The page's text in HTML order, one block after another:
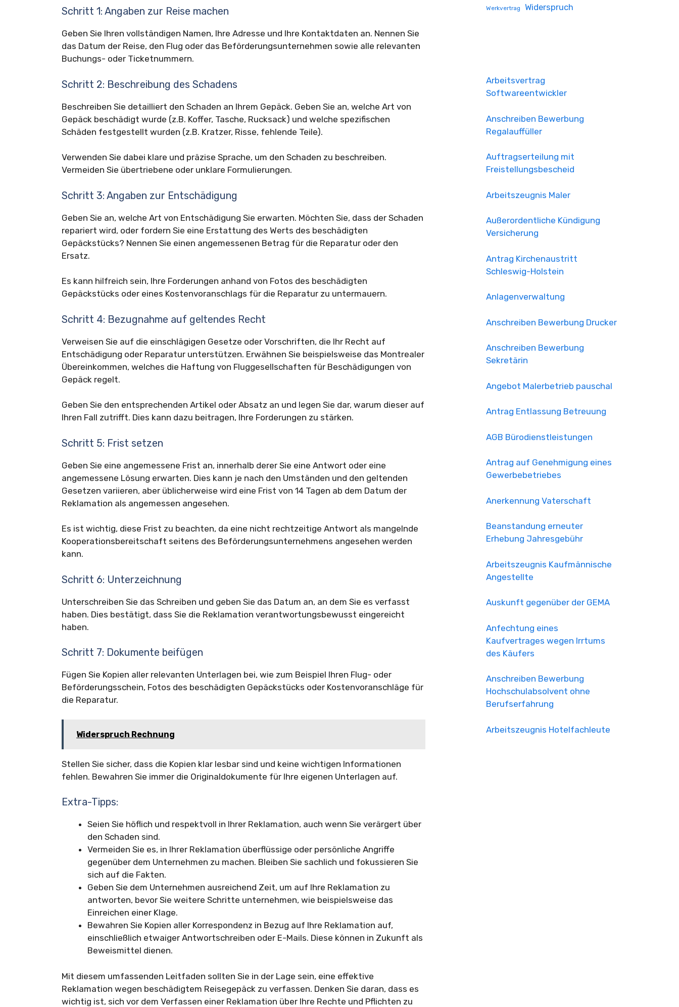
Schritt 1: Angaben zur Reise machen
Geben Sie Ihren vollständigen Namen, Ihre Adresse und Ihre Kontaktdaten an. Nennen Sie
das Datum der Reise, den Flug oder das Beförderungsunternehmen sowie alle relevanten
Buchungs- oder Ticketnummern.
Schritt 2: Beschreibung des Schadens
Beschreiben Sie detailliert den Schaden an Ihrem Gepäck. Geben Sie an, welche Art von
Gepäck beschädigt wurde (z.B. Koffer, Tasche, Rucksack) und welche spezifischen
Schäden festgestellt wurden (z.B. Kratzer, Risse, fehlende Teile).
Verwenden Sie dabei klare und präzise Sprache, um den Schaden zu beschreiben.
Vermeiden Sie übertriebene oder unklare Formulierungen.
Schritt 3: Angaben zur Entschädigung
Geben Sie an, welche Art von Entschädigung Sie erwarten. Möchten Sie, dass der Schaden
repariert wird, oder fordern Sie eine Erstattung des Werts des beschädigten
Gepäckstücks? Nennen Sie einen angemessenen Betrag für die Reparatur oder den
Ersatz.
Es kann hilfreich sein, Ihre Forderungen anhand von Fotos des beschädigten
Gepäckstücks oder eines Kostenvoranschlags für die Reparatur zu untermauern.
Schritt 4: Bezugnahme auf geltendes Recht
Verweisen Sie auf die einschlägigen Gesetze oder Vorschriften, die Ihr Recht auf
Entschädigung oder Reparatur unterstützen. Erwähnen Sie beispielsweise das Montrealer
Übereinkommen, welches die Haftung von Fluggesellschaften für Beschädigungen von
Gepäck regelt.
Geben Sie den entsprechenden Artikel oder Absatz an und legen Sie dar, warum dieser auf
Ihren Fall zutrifft. Dies kann dazu beitragen, Ihre Forderungen zu stärken.
Schritt 5: Frist setzen
Geben Sie eine angemessene Frist an, innerhalb derer Sie eine Antwort oder eine
angemessene Lösung erwarten. Dies kann je nach den Umständen und den geltenden
Gesetzen variieren, aber üblicherweise wird eine Frist von 14 Tagen ab dem Datum der
Reklamation als angemessen angesehen.
Es ist wichtig, diese Frist zu beachten, da eine nicht rechtzeitige Antwort als mangelnde
Kooperationsbereitschaft seitens des Beförderungsunternehmens angesehen werden
kann.
Schritt 6: Unterzeichnung
Unterschreiben Sie das Schreiben und geben Sie das Datum an, an dem Sie es verfasst
haben. Dies bestätigt, dass Sie die Reklamation verantwortungsbewusst eingereicht
haben.
Schritt 7: Dokumente beifügen
Fügen Sie Kopien aller relevanten Unterlagen bei, wie zum Beispiel Ihren Flug- oder
Beförderungsschein, Fotos des beschädigten Gepäckstücks oder Kostenvoranschläge für
die Reparatur.
Widerspruch Rechnung
Stellen Sie sicher, dass die Kopien klar lesbar sind und keine wichtigen Informationen
fehlen. Bewahren Sie immer die Originaldokumente für Ihre eigenen Unterlagen auf.
Extra-Tipps:
Seien Sie höflich und respektvoll in Ihrer Reklamation, auch wenn Sie verärgert über
den Schaden sind.
Vermeiden Sie es, in Ihrer Reklamation überflüssige oder persönliche Angriffe
gegenüber dem Unternehmen zu machen. Bleiben Sie sachlich und fokussieren Sie
sich auf die Fakten.
Geben Sie dem Unternehmen ausreichend Zeit, um auf Ihre Reklamation zu
antworten, bevor Sie weitere Schritte unternehmen, wie beispielsweise das
Einreichen einer Klage.
Bewahren Sie Kopien aller Korrespondenz in Bezug auf Ihre Reklamation auf,
einschließlich etwaiger Antwortschreiben oder E-Mails. Diese können in Zukunft als
Beweismittel dienen.
Mit diesem umfassenden Leitfaden sollten Sie in der Lage sein, eine effektive
Reklamation wegen beschädigtem Reisegepäck zu verfassen. Denken Sie daran, dass es
wichtig ist, sich vor dem Verfassen einer Reklamation über Ihre Rechte und Pflichten zu
Werkvertrag Widerspruch
Arbeitsvertrag
Softwareentwickler
Anschreiben Bewerbung
Regalauffüller
Auftragserteilung mit
Freistellungsbescheid
Arbeitszeugnis Maler
Außerordentliche Kündigung
Versicherung
Antrag Kirchenaustritt
Schleswig-Holstein
Anlagenverwaltung
Anschreiben Bewerbung Drucker
Anschreiben Bewerbung
Sekretärin
Angebot Malerbetrieb pauschal
Antrag Entlassung Betreuung
AGB Bürodienstleistungen
Antrag auf Genehmigung eines
Gewerbebetriebes
Anerkennung Vaterschaft
Beanstandung erneuter
Erhebung Jahresgebühr
Arbeitszeugnis Kaufmännische
Angestellte
Auskunft gegenüber der GEMA
Anfechtung eines
Kaufvertrages wegen Irrtums
des Käufers
Anschreiben Bewerbung
Hochschulabsolvent ohne
Berufserfahrung
Arbeitszeugnis Hotelfachleute